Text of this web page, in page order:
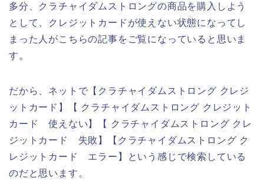
多分、クラチャイダムストロングの商品を購入しよう
として、クレジットカードが使えない状態になってし
まった人がこちらの記事をご覧になっていると思いま
す。
だから、ネットで【クラチャイダムストロング クレジ
ットカード】【 クラチャイダムストロング クレジット
カード 使えない】【 クラチャイダムストロング クレ
ジットカード 失敗】【クラチャイダムストロング ク
レジットカード エラー】という感じで検索している
のだと思います。